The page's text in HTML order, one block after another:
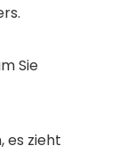
Sie
es zieht